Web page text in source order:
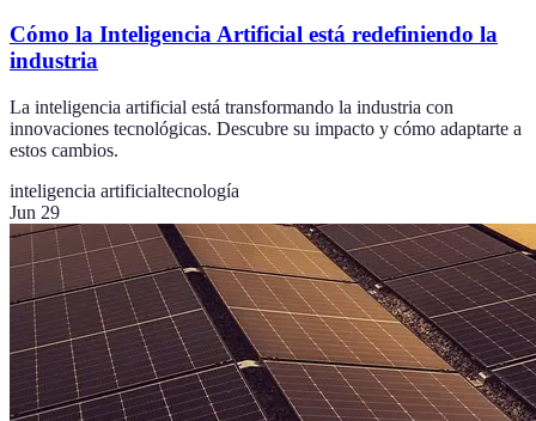
Cómo la Inteligencia Artificial está redefiniendo la
industria
La inteligencia artificial está transformando la industria con
innovaciones tecnológicas. Descubre su impacto y cómo adaptarte a
estos cambios.
inteligencia artificialtecnología
Jun 29